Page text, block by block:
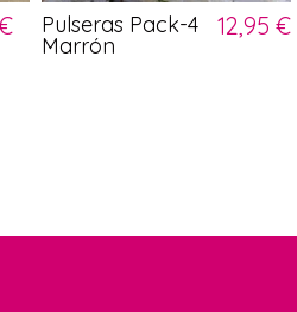
Pulseras Pack-4
Marrón
12,95 €